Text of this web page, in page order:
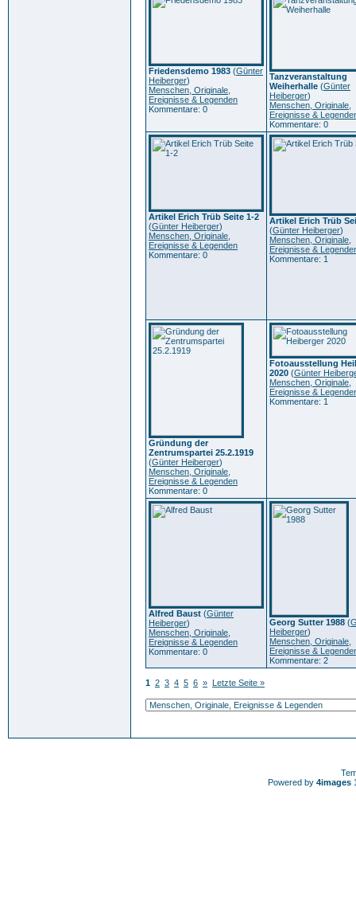
Friedensdemo 1983 (Günter
Heiberger)
Menschen, Originale,
Ereignisse & Legenden
Kommentare: 0
Tanzveranstaltung
Weiherhalle (Günter
Heiberger)
Menschen, Originale,
Ereignisse &
Kommentare: 0
Artikel Erich Trüb Seite 1-2
(Günter Heiberger)
Menschen, Originale,
Ereignisse & Legenden
Kommentare: 0
Artikel Erich Trüb
(Günter Heiberger)
Menschen, Originale,
Ereignisse &
Kommentare: 1
Gründung der
Zentrumspartei 25.2.1919
(Günter Heiberger)
Menschen, Originale,
Ereignisse & Legenden
Kommentare: 0
Fotoausstellung
2020 (Günter
Menschen, Originale,
Ereignisse &
Kommentare: 1
Alfred Baust (Günter
Heiberger)
Menschen, Originale,
Ereignisse & Legenden
Kommentare: 0
Georg Sutter 1988 (
Heiberger)
Menschen, Originale,
Ereignisse &
Kommentare: 2
1 2 3 4 5 6 » Letzte Seite »
Powered by 4images